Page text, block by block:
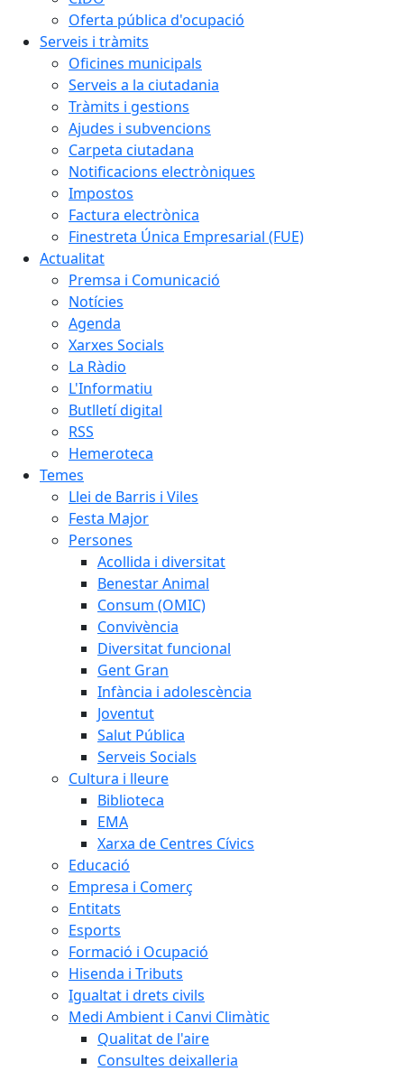
Oferta pública d'ocupació
Serveis i tràmits
Oficines municipals
Serveis a la ciutadania
Tràmits i gestions
Ajudes i subvencions
Carpeta ciutadana
Notificacions electròniques
Impostos
Factura electrònica
Finestreta Única Empresarial (FUE)
Actualitat
Premsa i Comunicació
Notícies
Agenda
Xarxes Socials
La Ràdio
L'Informatiu
Butlletí digital
RSS
Hemeroteca
Temes
Llei de Barris i Viles
Festa Major
Persones
Acollida i diversitat
Benestar Animal
Consum (OMIC)
Convivència
Diversitat funcional
Gent Gran
Infància i adolescència
Joventut
Salut Pública
Serveis Socials
Cultura i lleure
Biblioteca
EMA
Xarxa de Centres Cívics
Educació
Empresa i Comerç
Entitats
Esports
Formació i Ocupació
Hisenda i Tributs
Igualtat i drets civils
Medi Ambient i Canvi Climàtic
Qualitat de l'aire
Consultes deixalleria